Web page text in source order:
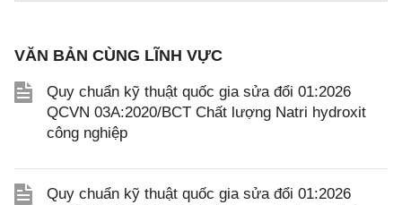
VĂN BẢN CÙNG LĨNH VỰC
Quy chuẩn kỹ thuật quốc gia sửa đổi 01:2026
QCVN 03A:2020/BCT Chất lượng Natri hydroxit
công nghiệp
Quy chuẩn kỹ thuật quốc gia sửa đổi 01:2026